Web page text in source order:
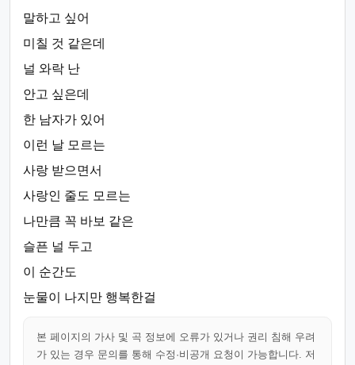
말하고 싶어
미칠 것 같은데
널 와락 난
안고 싶은데
한 남자가 있어
이런 날 모르는
사랑 받으면서
사랑인 줄도 모르는
나만큼 꼭 바보 같은
슬픈 널 두고
이 순간도
눈물이 나지만 행복한걸
본 페이지의 가사 및 곡 정보에 오류가 있거나 권리 침해 우려
가 있는 경우 문의를 통해 수정·비공개 요청이 가능합니다. 저